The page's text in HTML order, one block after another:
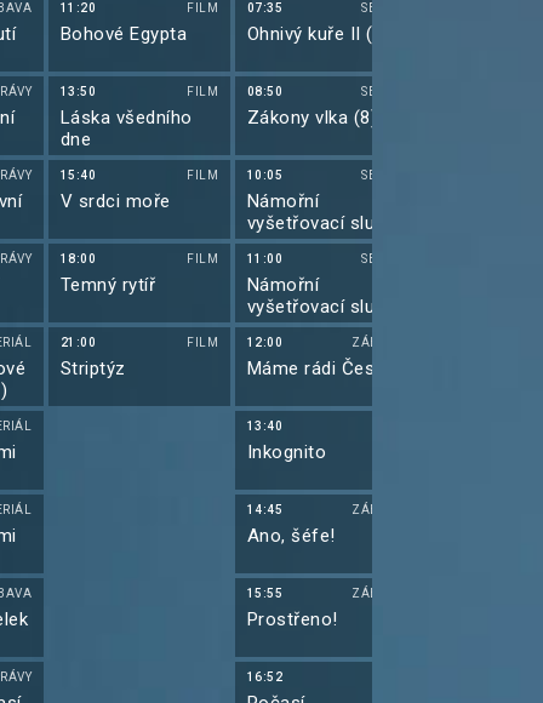
11:20 FILM
Bohové Egypta
13:50 FILM
Láska všedního
dne
15:40 FILM
V srdci moře
18:00 FILM
Temný rytíř
21:00 FILM
Striptýz
07:35 SERIÁL
Ohnivý kuře II (37)
08:50 SERIÁL
Zákony vlka (8)
10:05 SERIÁL
Námořní
vyšetřovací služba
XX (20)
11:00 SERIÁL
Námořní
vyšetřovací služba
XX (21)
12:00 ZÁBAVA
Máme rádi Česko
13:40
Inkognito
14:45 ZÁBAVA
Ano, šéfe!
15:55 ZÁBAVA
Prostřeno!
16:52